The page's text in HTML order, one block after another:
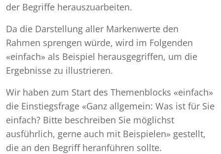
der Begriffe herauszuarbeiten.
Da die Darstellung aller Markenwerte den
Rahmen sprengen würde, wird im Folgenden
«einfach» als Beispiel herausgegriffen, um die
Ergebnisse zu illustrieren.
Wir haben zum Start des Themenblocks «einfach»
die Einstiegsfrage «Ganz allgemein: Was ist für Sie
einfach? Bitte beschreiben Sie möglichst
ausführlich, gerne auch mit Beispielen» gestellt,
die an den Begriff heranführen sollte.